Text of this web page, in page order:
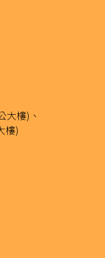
大樓)、
樓)